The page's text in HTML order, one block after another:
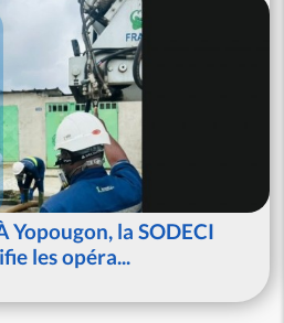
Yopougon, la SODECI
les opéra...